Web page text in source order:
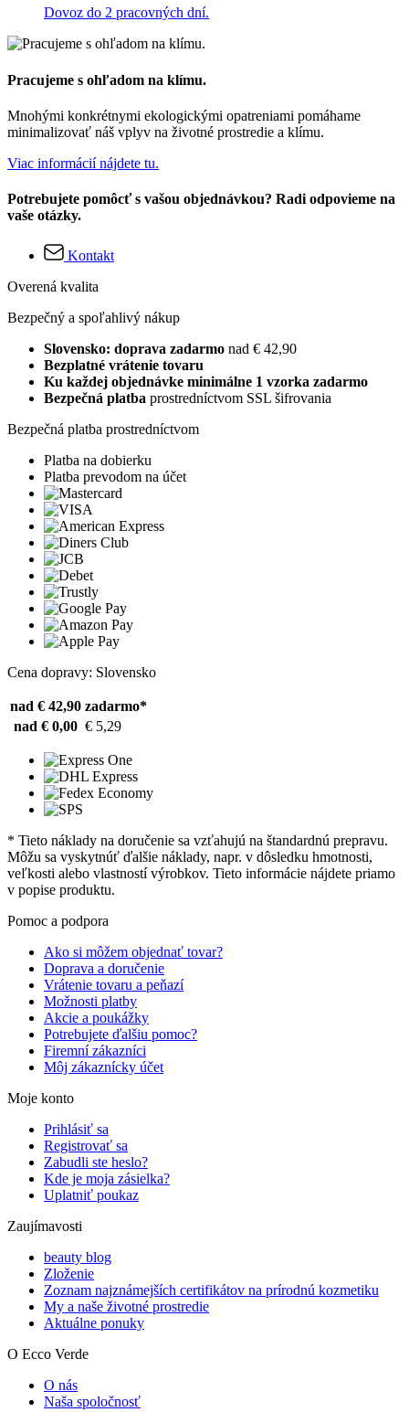
Dovoz do 2 pracovných dní.
Pracujeme s ohľadom na klímu.
Mnohými konkrétnymi ekologickými opatreniami pomáhame
minimalizovať náš vplyv na životné prostredie a klímu.
Viac informácií nájdete tu.
Potrebujete pomôcť s vašou objednávkou? Radi odpovieme na
vaše otázky.
Kontakt
Overená kvalita
Bezpečný a spoľahlivý nákup
Slovensko: doprava zadarmo nad € 42,90
Bezplatné vrátenie tovaru
Ku každej objednávke minimálne 1 vzorka zadarmo
Bezpečná platba prostredníctvom SSL šifrovania
Bezpečná platba prostredníctvom
Platba na dobierku
Platba prevodom na účet
Cena dopravy: Slovensko
nad € 42,90 zadarmo*
nad € 0,00 € 5,29
* Tieto náklady na doručenie sa vzťahujú na štandardnú prepravu.
Môžu sa vyskytnúť ďalšie náklady, napr. v dôsledku hmotnosti,
veľkosti alebo vlastností výrobkov. Tieto informácie nájdete priamo
v popise produktu.
Pomoc a podpora
Ako si môžem objednať tovar?
Doprava a doručenie
Vrátenie tovaru a peňazí
Možnosti platby
Akcie a poukážky
Potrebujete ďalšiu pomoc?
Firemní zákazníci
Môj zákaznícky účet
Moje konto
Prihlásiť sa
Registrovať sa
Zabudli ste heslo?
Kde je moja zásielka?
Uplatniť poukaz
Zaujímavosti
beauty blog
Zloženie
Zoznam najznámejších certifikátov na prírodnú kozmetiku
My a naše životné prostredie
Aktuálne ponuky
O Ecco Verde
O nás
Naša spoločnosť